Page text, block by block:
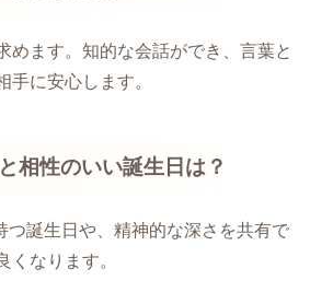
めます。知的な会話ができ、言葉と
手に安心します。
相性のいい誕生日は？
つ誕生日や、精神的な深さを共有で
くなります。